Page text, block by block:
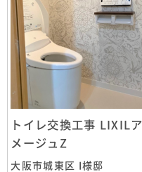
トイレ交換工事 LIXILア
メージュZ
大阪市城東区 I様邸